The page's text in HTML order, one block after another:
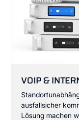
VOIP &
ausfallsicher
Lösung machen